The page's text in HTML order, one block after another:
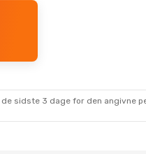
sidste 3 dage for den angivne